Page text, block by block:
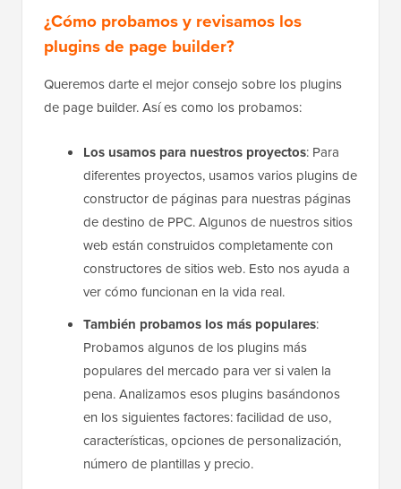
¿Cómo probamos y revisamos los
plugins de page builder?
Queremos darte el mejor consejo sobre los plugins
de page builder. Así es como los probamos:
Los usamos para nuestros proyectos: Para
diferentes proyectos, usamos varios plugins de
constructor de páginas para nuestras páginas
de destino de PPC. Algunos de nuestros sitios
web están construidos completamente con
constructores de sitios web. Esto nos ayuda a
ver cómo funcionan en la vida real.
También probamos los más populares:
Probamos algunos de los plugins más
populares del mercado para ver si valen la
pena. Analizamos esos plugins basándonos
en los siguientes factores: facilidad de uso,
características, opciones de personalización,
número de plantillas y precio.